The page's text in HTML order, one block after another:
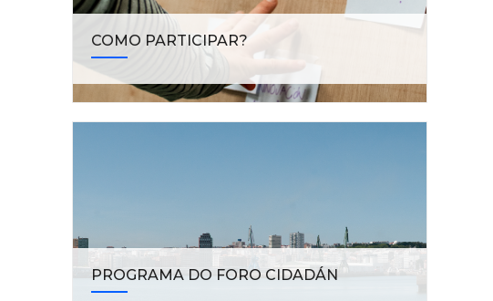
COMO PARTICIPAR?
PROGRAMA DO FORO CIDADÁN